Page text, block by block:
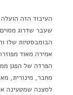
שעבר שדרוג
הבומבסטיות שלו
אמירה מאוד
הפרדה של הפגן
מחבר, מינורית,
לסצנה שמטעינה